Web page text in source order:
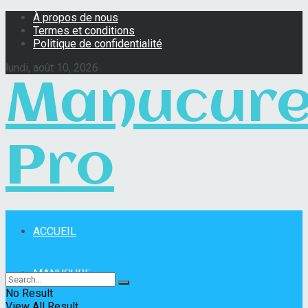
À propos de nous
Termes et conditions
Politique de confidentialité
lundi, août 10, 2026
Pro
ACCUEIL
MANUCURE
No Result